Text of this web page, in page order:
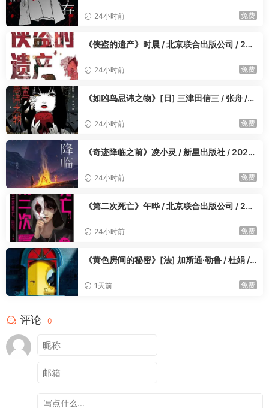
24小时前 免费
《侠盗的遗产》时晨 / 北京联合出版公司 / 202
24小时前 免费
《如凶鸟忌讳之物》[日] 三津田信三 / 张舟 /
24小时前 免费
《奇迹降临之前》凌小灵 / 新星出版社 / 2023
24小时前 免费
《第二次死亡》午晔 / 北京联合出版公司 / 202
24小时前 免费
《黄色房间的秘密》[法] 加斯通·勒鲁 / 杜娟 /
1天前 免费
评论 0